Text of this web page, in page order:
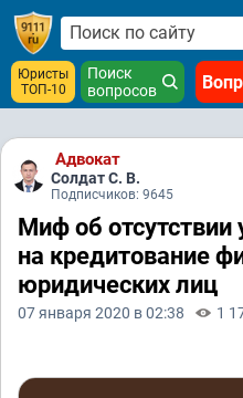
Юристы
ТОП-10
Поиск
вопросов
Адвокат
Солдат С. В.
Подписчиков: 9645
Миф об отсутствии
на кредитование
юридических лиц
07 января 2020 в 02:38 1